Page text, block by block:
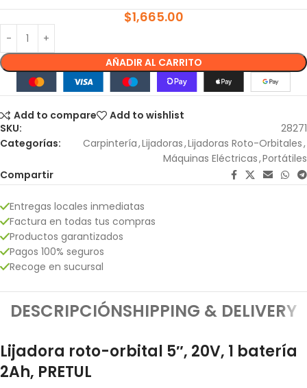
$1,665.00
AÑADIR AL CARRITO
Add to compare
Add to wishlist
SKU:
28271
Categorías:
Carpintería,Lijadoras,Lijadoras Roto-Orbitales,
Máquinas Eléctricas,Portátiles
Compartir
Entregas locales inmediatas
Factura en todas tus compras
Productos garantizados
Pagos 100% seguros
Recoge en sucursal
DESCRIPCIÓNSHIPPING & DELIVERY
Lijadora roto-orbital 5″, 20V, 1 batería
2Ah, PRETUL